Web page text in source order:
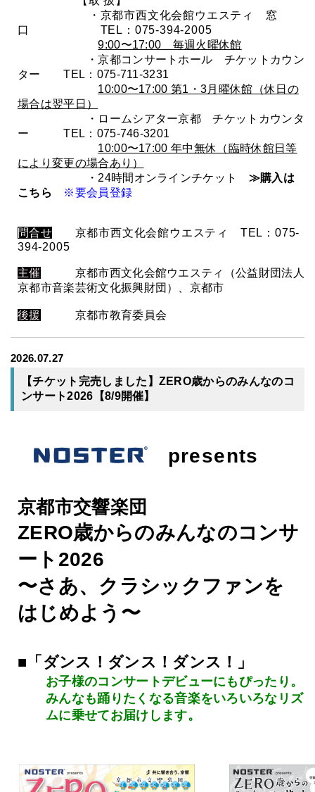
・京都市西文化会館ウエスティ 窓
口 TEL：075-394-2005
9:00〜17:00 毎週火曜休館
・京都コンサートホール チケットカウン
ター TEL：075-711-3231
10:00〜17:00 第1・3月曜休館（休日の
場合は翌平日）
・ロームシアター京都 チケットカウンタ
ー TEL：075-746-3201
10:00〜17:00 年中無休（臨時休館日等
により変更の場合あり）
・24時間オンラインチケット ≫購入は
こちら
※要会員登録
問合せ
京都市西文化会館ウエスティ TEL：075-
394-2005
主催 京都市西文化会館ウエスティ（公益財団法人
京都市音楽芸術文化振興財団）、京都市
後援 京都市教育委員会
2026.07.27
【チケット完売しました】ZERO歳からのみんなのコ
ンサート2026【8/9開催】
presents
京都市交響楽団
ZERO歳からのみんなのコンサ
ート2026
〜さあ、クラシックファンを
はじめよう〜
■ 「ダンス！ダンス！ダンス！」
お子様のコンサートデビューにもぴったり。
みんなも踊りたくなる音楽をいろいろなリズ
ムに乗せてお届けします。